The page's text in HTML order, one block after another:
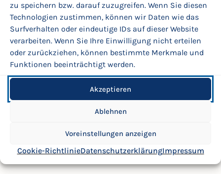
zu speichern bzw. darauf zuzugreifen. Wenn Sie diesen
Technologien zustimmen, können wir Daten wie das
Surfverhalten oder eindeutige IDs auf dieser Website
verarbeiten. Wenn Sie Ihre Einwilligung nicht erteilen
oder zurückziehen, können bestimmte Merkmale und
Funktionen beeinträchtigt werden.
Akzeptieren
Ablehnen
Voreinstellungen anzeigen
Cookie-RichtlinieDatenschutzerklärungImpressum
Das Kinder- und Jugendbüro lädt alle Interessierten
und besonders die Kinder und Jugendlichen ein, sich
über die Umgestaltung des Brunnenplatzes zu
informieren. Wie sehen die Spielplätze zukünftig aus?
Welche Ideen werden umgesetzt? Wann wird gebaut?
Kommt am 29. Juni zwischen 15 und 19 Uhr auf dem
Umgestaltung Brunnenplatz
Auf dem Brunnenplatz